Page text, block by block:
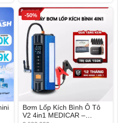
-50%
Bơm Lốp Kích Bình Ô Tô
V2 4in1 MEDICAR –